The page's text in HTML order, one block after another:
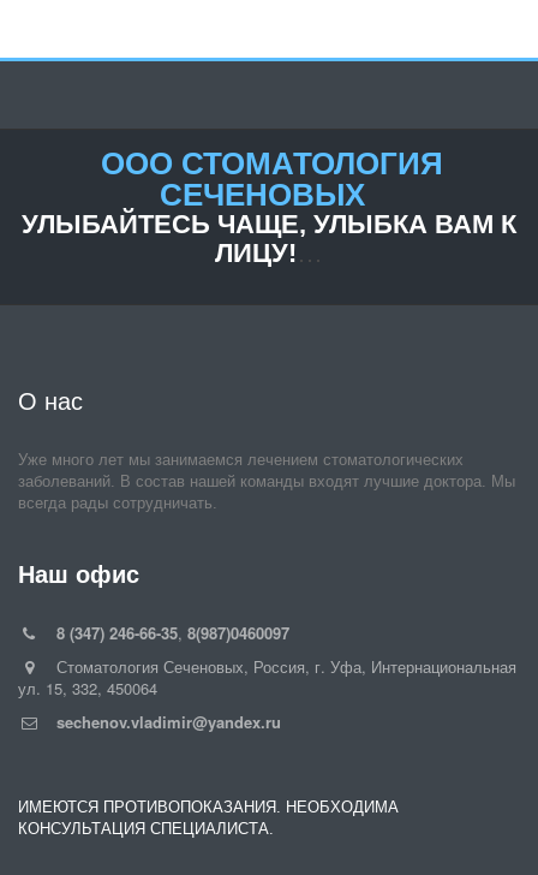
ООО СТОМАТОЛОГИЯ
СЕЧЕНОВЫХ­­
УЛЫБАЙТЕСЬ ЧАЩЕ, УЛЫБКА ВАМ К
ЛИЦУ!…
О нас
Уже много лет мы занимаемся лечением стоматологических
заболеваний. В состав нашей команды входят лучшие доктора. Мы
всегда рады сотрудничать.
Наш офис
8 (347) 246-66-35, 8(987)0460097
Стоматология Сеченовых, Россия, г. Уфа, Интернациональная
ул. 15, 332, 450064
sechenov.vladimir@yandex.ru
ИМЕЮТСЯ ПРОТИВОПОКАЗАНИЯ. НЕОБХОДИМА
КОНСУЛЬТАЦИЯ СПЕЦИАЛИСТА.